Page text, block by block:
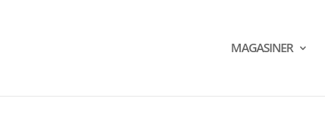
MAGASINER